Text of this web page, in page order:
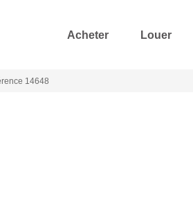
Acheter Louer
14648